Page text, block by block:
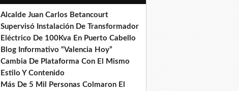
Alcalde Juan Carlos Betancourt
Supervisó Instalación De Transformador
Eléctrico De 100Kva En Puerto Cabello
Blog Informativo “Valencia Hoy”
Cambia De Plataforma Con El Mismo
Estilo Y Contenido
Más De 5 Mil Personas Colmaron El